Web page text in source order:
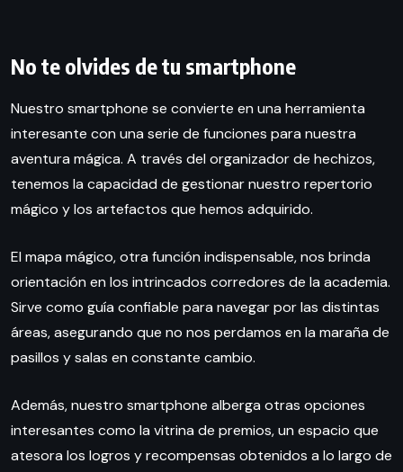
No te olvides de tu smartphone
Nuestro smartphone se convierte en una herramienta
interesante con una serie de funciones para nuestra
aventura mágica. A través del organizador de hechizos,
tenemos la capacidad de gestionar nuestro repertorio
mágico y los artefactos que hemos adquirido.
El mapa mágico, otra función indispensable, nos brinda
orientación en los intrincados corredores de la academia.
Sirve como guía confiable para navegar por las distintas
áreas, asegurando que no nos perdamos en la maraña de
pasillos y salas en constante cambio.
Además, nuestro smartphone alberga otras opciones
interesantes como la vitrina de premios, un espacio que
atesora los logros y recompensas obtenidos a lo largo de